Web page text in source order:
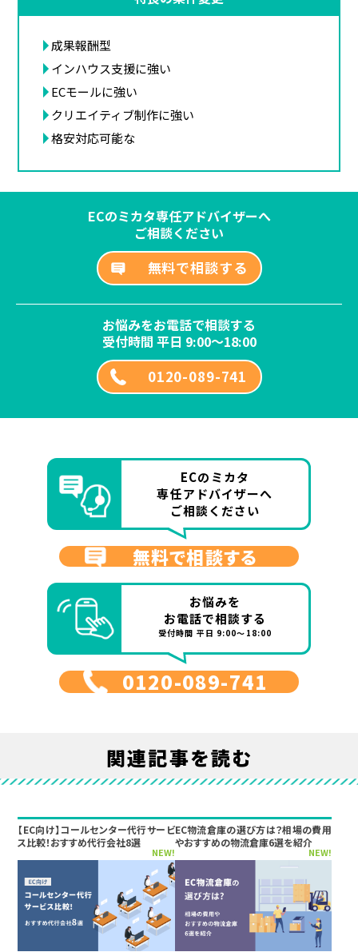
成果報酬型
インハウス支援に強い
ECモールに強い
クリエイティブ制作に強い
格安対応可能な
ECのミカタ専任アドバイザーへ
ご相談ください
無料で相談する
お悩みをお電話で相談する
受付時間 平日 9:00～18:00
0120-089-741
ECのミカタ
専任アドバイザーへ
ご相談ください
無料で相談する
お悩みを
お電話で相談する
受付時間 平日 9:00～18:00
0120-089-741
関連記事を読む
【EC向け】コールセンター代行サービ
ス比較！おすすめ代行会社8選
NEW!
EC物流倉庫の選び方は？相場の費用
やおすすめの物流倉庫6選を紹介
NEW!